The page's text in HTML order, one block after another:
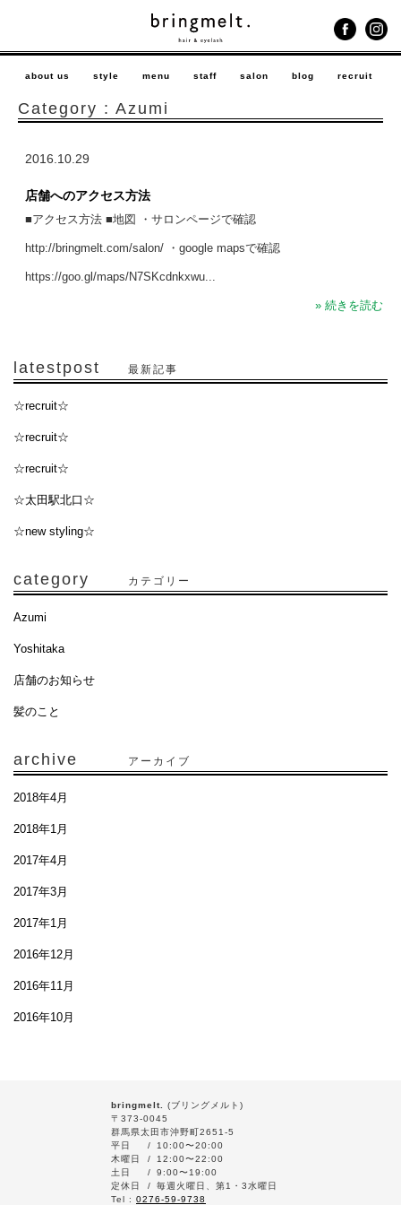
about us style menu staff salon blog recruit
Category : Azumi
2016.10.29
店舗へのアクセス方法
■アクセス方法 ■地図 ・サロンページで確認
http://bringmelt.com/salon/ ・google mapsで確認
https://goo.gl/maps/N7SKcdnkxwu...
» 続きを読む
latestpost 最新記事
☆recruit☆
☆recruit☆
☆recruit☆
☆太田駅北口☆
☆new styling☆
category カテゴリー
Azumi
Yoshitaka
店舗のお知らせ
髪のこと
archive アーカイブ
2018年4月
2018年1月
2017年4月
2017年3月
2017年1月
2016年12月
2016年11月
2016年10月
bringmelt.
(ブリングメルト)
〒373-0045
群馬県太田市沖野町2651-5
平日
10:00〜20:00
木曜日
12:00〜22:00
土日
9:00〜19:00
定休日
毎週火曜日、第1・3水曜日
Tel : 0276-59-9738